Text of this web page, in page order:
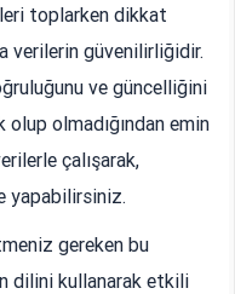
toplarken dikkat
verilerin güvenilirliğidir.
ve güncelliğini
olmadığından emin
çalışarak,
yapabilirsiniz.
gereken bu
dilini kullanarak etkili